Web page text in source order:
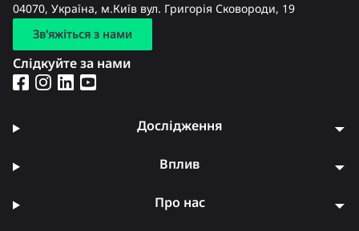
04070, Україна, м.Київ вул. Григорія Сковороди, 19
Зв'яжіться з нами
Слідкуйте за нами
Дослідження
Вплив
Про нас